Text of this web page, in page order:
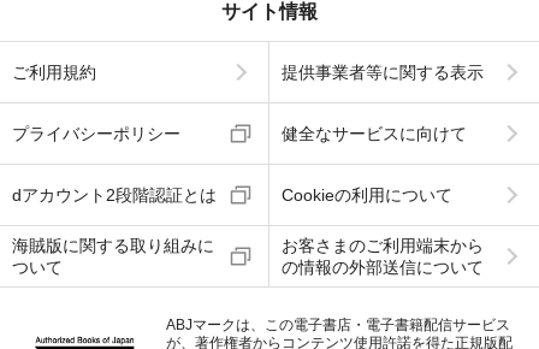
サイト情報
ご利用規約 提供事業者等に関する表示
プライバシーポリシー 健全なサービスに向けて
dアカウント2段階認証とは Cookieの利用について
海賊版に関する取り組みに
ついて
お客さまのご利用端末から
の情報の外部送信について
ABJマークは、この電子書店・電子書籍配信サービス
が、著作権者からコンテンツ使用許諾を得た正規版配